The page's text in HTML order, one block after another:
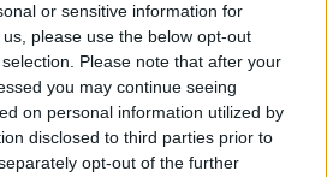
or sensitive information for
please use the below opt-out
Please note that after your
you may continue seeing
on personal information utilized by
disclosed to third parties prior to
opt-out of the further
gyermekek egészséges
a gyülekezési jog elé
sorában, a gyülekezési
a
nevezett homofób törvény